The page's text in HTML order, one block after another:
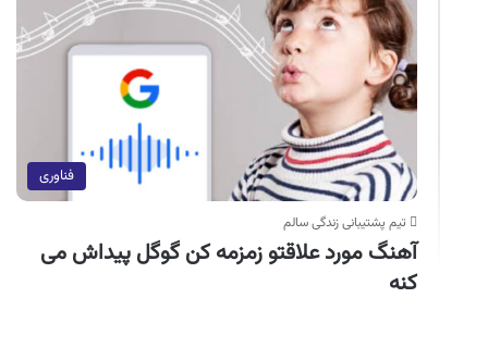
فناوری
تیم پشتیبانی زندگی سالم
آهنگ مورد علاقتو زمزمه کن گوگل پیداش می
کنه